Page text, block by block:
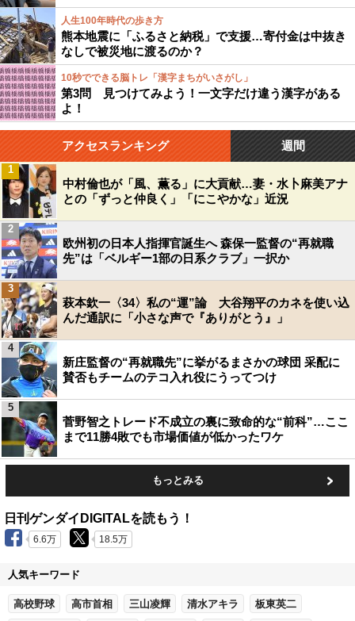
人生100年時代の歩き方
熊本地震に「ふるさと納税」で支援…寄付金は中抜き
なしで被災地に渡るのか？
10秒でできる脳トレ「漢字まちがいさがし」
第3問 見つけてみよう！一文字だけ違う漢字がある
よ！
アクセスランキング 週間
中村倫也が「風、薫る」に大貢献…妻・水卜麻美アナ
との「ずっと仲良く」「にこやかな」近況
1
欧州初の日本人指揮官誕生へ 森保一監督の“再就職
先”は「ベルギー1部の日系クラブ」一択か
2
萩本欽一〈34〉私の“運”論 大谷翔平のカネを使い込
んだ通訳に「小さな声で『ありがとう』」
3
新庄監督の“再就職先”に挙がるまさかの球団 采配に
賛否もチームのテコ入れ役にうってつけ
4
菅野智之トレード不成立の裏に致命的な“前科”…ここ
まで11勝4敗でも市場価値が低かったワケ
5
もっとみる
日刊ゲンダイDIGITALを読もう！
6.6万 18.5万
人気キーワード
高校野球 高市首相 三山凌輝 清水アキラ 板東英二